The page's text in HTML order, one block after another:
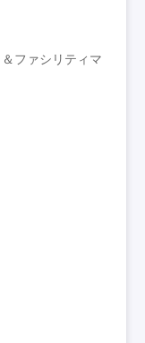
ファシリティマ